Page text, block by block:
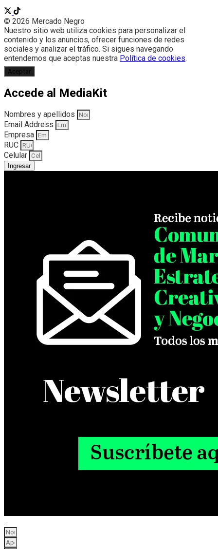
© 2026 Mercado Negro
Nuestro sitio web utiliza cookies para personalizar el
contenido y los anuncios, ofrecer funciones de redes
sociales y analizar el tráfico. Si sigues navegando
entendemos que aceptas nuestra Política de cookies.
Aceptar
Accede al MediaKit
Nombres y apellidos
Email Address
Empresa
RUC
Celular
Ingresar